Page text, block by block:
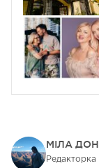
МІЛА
Редакторка